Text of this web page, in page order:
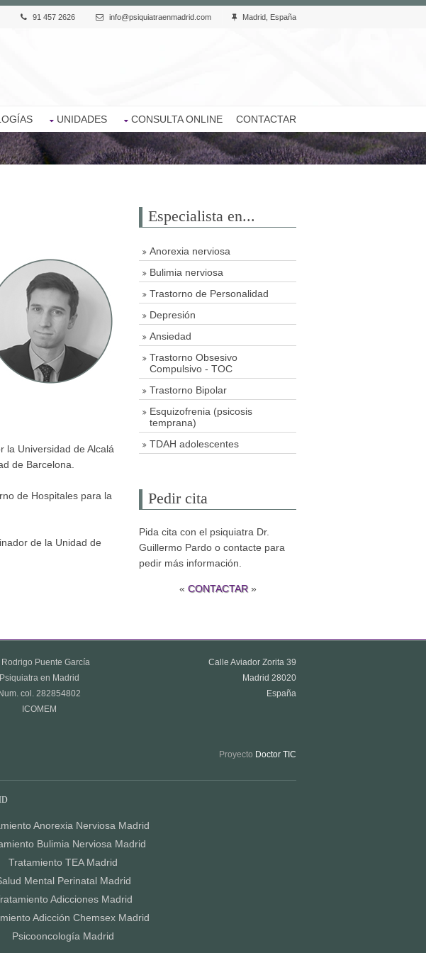
91 457 2626 info@psiquiatraenmadrid.com Madrid, España
UNIDADES CONSULTA ONLINE CONTACTAR
la Universidad de Alcalá
de Barcelona.
de Hospitales para la
de la Unidad de
Especialista en...
Anorexia nerviosa
Bulimia nerviosa
Trastorno de Personalidad
Depresión
Ansiedad
Trastorno Obsesivo
Compulsivo - TOC
Trastorno Bipolar
Esquizofrenia (psicosis
temprana)
TDAH adolescentes
Pedir cita
Pida cita con el psiquiatra Dr.
Guillermo Pardo o contacte para
pedir más información.
« CONTACTAR»
Rodrigo Puente García
Psiquiatra en Madrid
Num. col. 282854802
ICOMEM
Calle Aviador Zorita 39
Madrid 28020
España
Proyecto Doctor TIC
Anorexia Nerviosa Madrid
Bulimia Nerviosa Madrid
Tratamiento TEA Madrid
Mental Perinatal Madrid
Adicciones Madrid
Adicción Chemsex Madrid
Psicooncología Madrid